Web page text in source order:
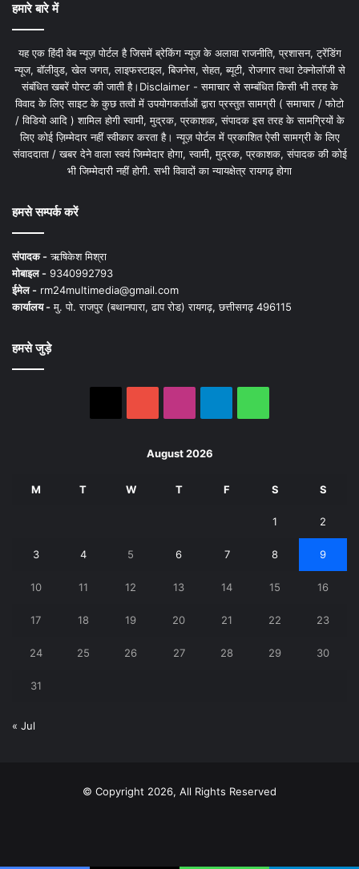
हमारे बारे में
यह एक हिंदी वेब न्यूज़ पोर्टल है जिसमें ब्रेकिंग न्यूज़ के अलावा राजनीति, प्रशासन, ट्रेंडिंग
न्यूज, बॉलीवुड, खेल जगत, लाइफस्टाइल, बिजनेस, सेहत, ब्यूटी, रोजगार तथा टेक्नोलॉजी से
संबंधित खबरें पोस्ट की जाती है।Disclaimer - समाचार से सम्बंधित किसी भी तरह के
विवाद के लिए साइट के कुछ तत्वों में उपयोगकर्ताओं द्वारा प्रस्तुत सामग्री ( समाचार / फोटो
/ विडियो आदि ) शामिल होगी स्वामी, मुद्रक, प्रकाशक, संपादक इस तरह के सामग्रियों के
लिए कोई ज़िम्मेदार नहीं स्वीकार करता है। न्यूज़ पोर्टल में प्रकाशित ऐसी सामग्री के लिए
संवाददाता / खबर देने वाला स्वयं जिम्मेदार होगा, स्वामी, मुद्रक, प्रकाशक, संपादक की कोई
भी जिम्मेदारी नहीं होगी. सभी विवादों का न्यायक्षेत्र रायगढ़ होगा
हमसे सम्पर्क करें
संपादक -ऋषिकेश मिश्रा
मोबाइल - 9340992793
ईमेल - rm24multimedia@gmail.com
कार्यालय -मु. पो. राजपुर (बथानपारा, ढाप रोड) रायगढ़, छत्तीसगढ़ 496115
हमसे जुड़े
August 2026
M T W T F S S
1 2
3 4 5 6 7 8 9
10 11 12 13 14 15 16
17 18 19 20 21 22 23
24 25 26 27 28 29 30
31
« Jul
© Copyright 2026, All Rights Reserved